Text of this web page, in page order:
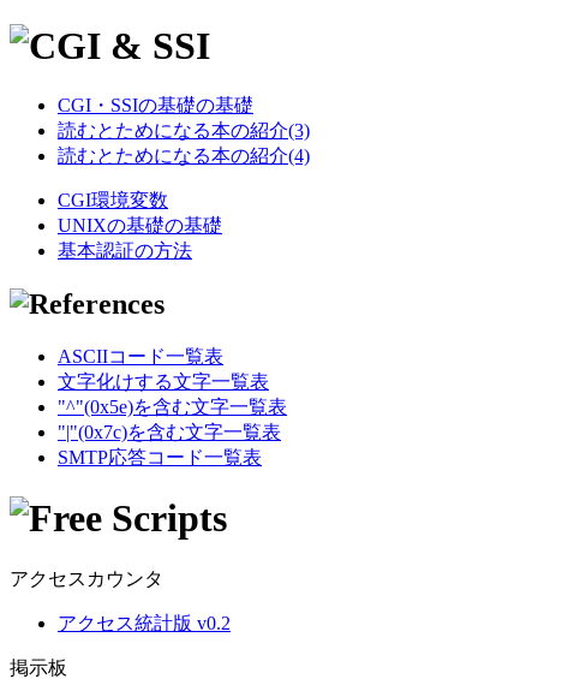
CGI・SSIの基礎の基礎
読むとためになる本の紹介(3)
読むとためになる本の紹介(4)
CGI環境変数
UNIXの基礎の基礎
基本認証の方法
ASCIIコード一覧表
文字化けする文字一覧表
"^"(0x5e)を含む文字一覧表
"|"(0x7c)を含む文字一覧表
SMTP応答コード一覧表
アクセスカウンタ
アクセス統計版 v0.2
掲示板